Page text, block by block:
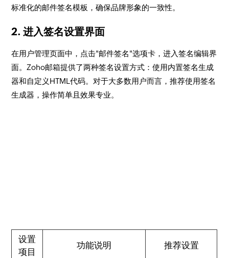
标准化的邮件签名模板，确保品牌形象的一致性。
2. 进入签名设置界面
在用户管理页面中，点击"邮件签名"选项卡，进入签名编辑界
面。Zoho邮箱提供了两种签名设置方式：使用内置签名生成
器和自定义HTML代码。对于大多数用户而言，推荐使用签名
生成器，操作简单且效果专业。
设置
项目
功能说明 推荐设置